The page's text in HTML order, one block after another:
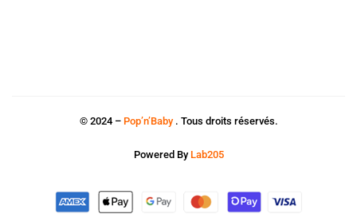
© 2024 – Pop’n’Baby. Tous droits réservés.
Powered By Lab205